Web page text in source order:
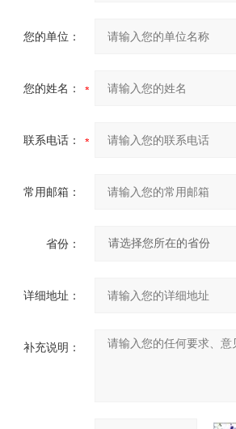
您的单位：
您的姓名：
联系电话：
常用邮箱：
省份：
详细地址：
补充说明：